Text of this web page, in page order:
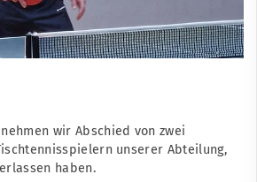
wir Abschied von zwei
unserer Abteilung,
haben.